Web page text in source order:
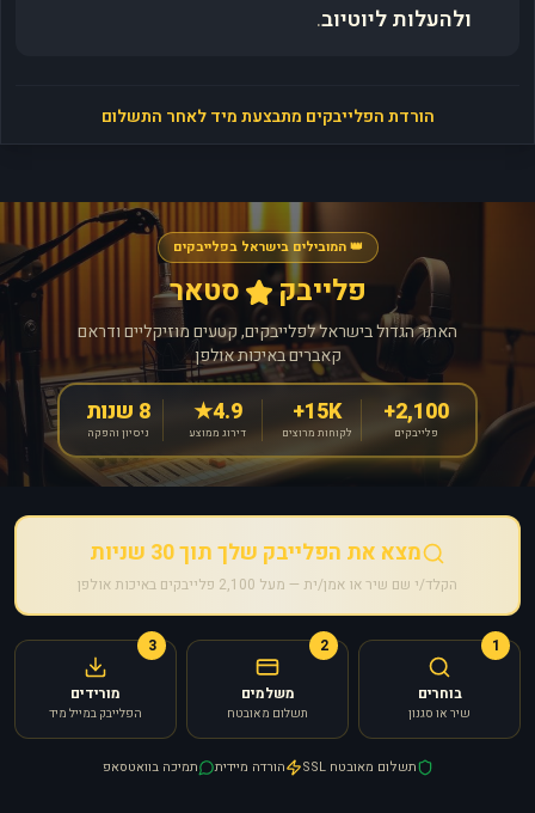
ולהעלות ליוטיוב.
הורדת הפלייבקים מתבצעת מיד לאחר התשלום
👑 המובילים בישראל בפלייבקים
פלייבק סטאר
האתר הגדול בישראל לפלייבקים, קטעים מוזיקליים ודראם
קאברים באיכות אולפן
2,100+
פלייבקים
15K+
לקוחות מרוצים
4.9★
דירוג ממוצע
8 שנות
ניסיון והפקה
מצא את הפלייבק שלך תוך 30 שניות
הקלד/י שם שיר או אמן/ית — מעל 2,100 פלייבקים באיכות אולפן
1
בוחרים
שיר או סגנון
2
משלמים
תשלום מאובטח
3
מורידים
הפלייבק במייל מיד
תשלום מאובטח SSL הורדה מיידית תמיכה בוואטסאפ